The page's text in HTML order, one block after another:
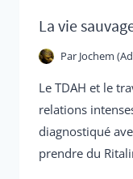
La vie
Par Jochem
Le TDAH et le
relations
diagnostiqué
prendre du